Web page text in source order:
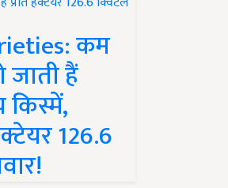
कम
हैं
किस्में,
126.6